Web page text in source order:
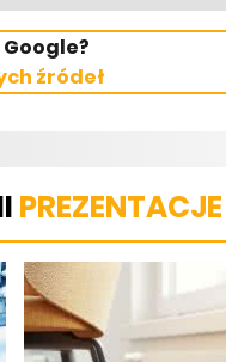
źródeł
PREZENTACJE